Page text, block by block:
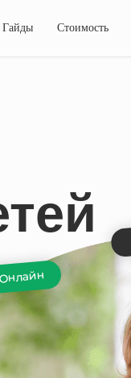
Гайды Стоимость
Онлайн